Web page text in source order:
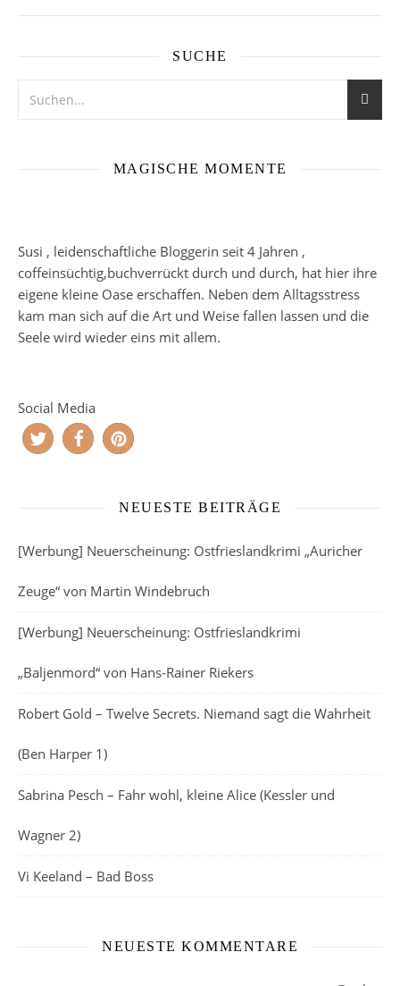
SUCHE
MAGISCHE MOMENTE
Susi , leidenschaftliche Bloggerin seit 4 Jahren ,
coffeinsüchtig,buchverrückt durch und durch, hat hier ihre
eigene kleine Oase erschaffen. Neben dem Alltagsstress
kam man sich auf die Art und Weise fallen lassen und die
Seele wird wieder eins mit allem.
Social Media
NEUESTE BEITRÄGE
[Werbung] Neuerscheinung: Ostfrieslandkrimi „Auricher
Zeuge“ von Martin Windebruch
[Werbung] Neuerscheinung: Ostfrieslandkrimi
„Baljenmord“ von Hans-Rainer Riekers
Robert Gold – Twelve Secrets. Niemand sagt die Wahrheit
(Ben Harper 1)
Sabrina Pesch – Fahr wohl, kleine Alice (Kessler und
Wagner 2)
Vi Keeland – Bad Boss
NEUESTE KOMMENTARE